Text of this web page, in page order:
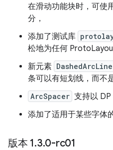
在滑动功能块时，可使
分，
添加了测试库
松地为任何
新元素 DashedArcLine
条可以有短划线，而不
ArcSpacer 支持以
添加了适用于某些字体
版本 1.3.0-rc01